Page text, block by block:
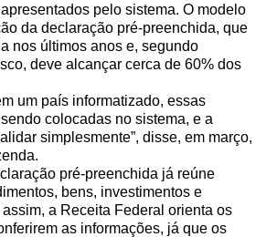
pelo sistema. O modelo
da declaração pré-preenchida, que
nos últimos anos e, segundo
deve alcançar cerca de 60% dos
um país informatizado, essas
colocadas no sistema, e a
simplesmente”, disse, em março,
pré-preenchida já reúne
bens, investimentos e
a Receita Federal orienta os
as informações, já que os